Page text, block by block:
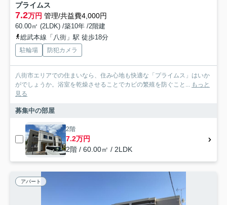
プライムス
7.2万円 管理/共益費4,000円
60.00㎡ (2LDK) /築10年 /2階建
総武本線「八街」駅 徒歩18分
駐輪場 防犯カメラ
八街市エリアでの住まいなら、住み心地も快適な「プライムス」はいか
がでしょうか。浴室を乾燥させることでカビの繁殖を防ぐこと...
もっと
見る
募集中の部屋
2階
7.2万円
2階 / 60.00㎡ / 2LDK
アパート